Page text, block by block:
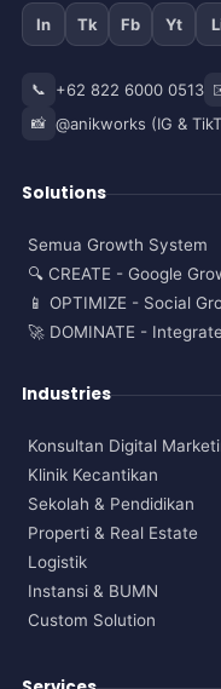
In Tk Fb Yt
📞 +62 822 6000 0513
📸 @anikworks (IG &
Solutions
Semua Growth System
🔍 CREATE - Google
📱 OPTIMIZE - Social
🚀 DOMINATE -
Industries
Konsultan Digital
Klinik Kecantikan
Sekolah & Pendidikan
Properti & Real Estate
Logistik
Instansi & BUMN
Custom Solution